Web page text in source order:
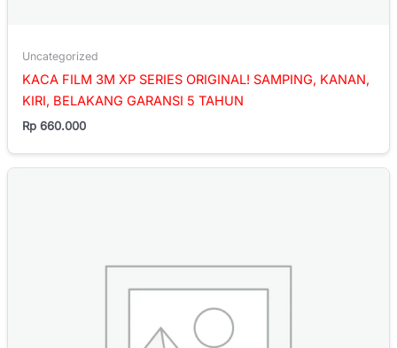
Uncategorized
KACA FILM 3M XP SERIES ORIGINAL! SAMPING, KANAN,
KIRI, BELAKANG GARANSI 5 TAHUN
Rp 660.000